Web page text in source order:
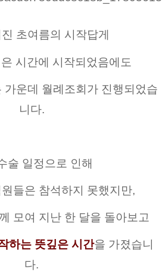
초여름의 시작답게
시간에 시작되었음에도
가운데 월례조회가 진행되었습
니다.
술 일정으로 인해
들은 참석하지 못했지만,
모여 지난 한 달을 돌아보고
하는 뜻깊은 시간을 가졌습니
다.